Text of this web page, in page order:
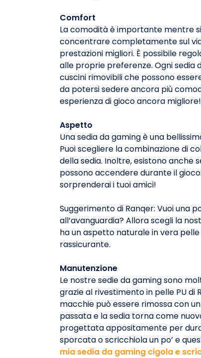
Comfort
La comodità è importante mentre
concentrare completamente sul
prestazioni migliori. È possibile
alle proprie preferenze. Ogni sedia
cuscini rimovibili che possono
da potersi sedere ancora più
esperienza di gioco ancora migliore!
Aspetto
Una sedia da gaming è una
Puoi scegliere la combinazione di
della sedia. Inoltre, esistono anche
possono accendere durante il
sorprenderai i tuoi amici!
Suggerimento di Ranqer: Vuoi una
all’avanguardia? Allora scegli la
ha un aspetto naturale in vera
rassicurante.
Manutenzione
Le nostre sedie da gaming sono
grazie al rivestimento in pelle PU di
macchie può essere rimossa con
passata e la sedia torna come
progettata appositamente per
sporcata o scricchiola un po’ e
mia sedia da gaming cigola e